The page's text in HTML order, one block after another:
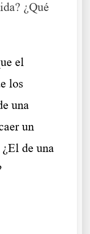
¿Qué
el
los
una
un
de una